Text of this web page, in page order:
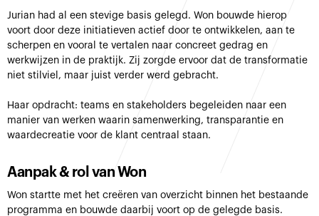
Jurian had al een stevige basis gelegd. Won bouwde hierop
voort door deze initiatieven actief door te ontwikkelen, aan te
scherpen en vooral te vertalen naar concreet gedrag en
werkwijzen in de praktijk. Zij zorgde ervoor dat de transformatie
niet stilviel, maar juist verder werd gebracht.
Haar opdracht: teams en stakeholders begeleiden naar een
manier van werken waarin samenwerking, transparantie en
waardecreatie voor de klant centraal staan.
Aanpak & rol van Won
Won startte met het creëren van overzicht binnen het bestaande
programma en bouwde daarbij voort op de gelegde basis.